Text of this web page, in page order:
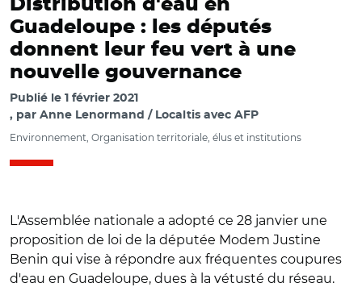
Distribution d'eau en
Guadeloupe : les députés
donnent leur feu vert à une
nouvelle gouvernance
Publié le 1 février 2021
par Anne Lenormand / Localtis avec AFP
Environnement, Organisation territoriale, élus et institutions
L'Assemblée nationale a adopté ce 28 janvier une
proposition de loi de la députée Modem Justine
Benin qui vise à répondre aux fréquentes coupures
d'eau en Guadeloupe, dues à la vétusté du réseau.